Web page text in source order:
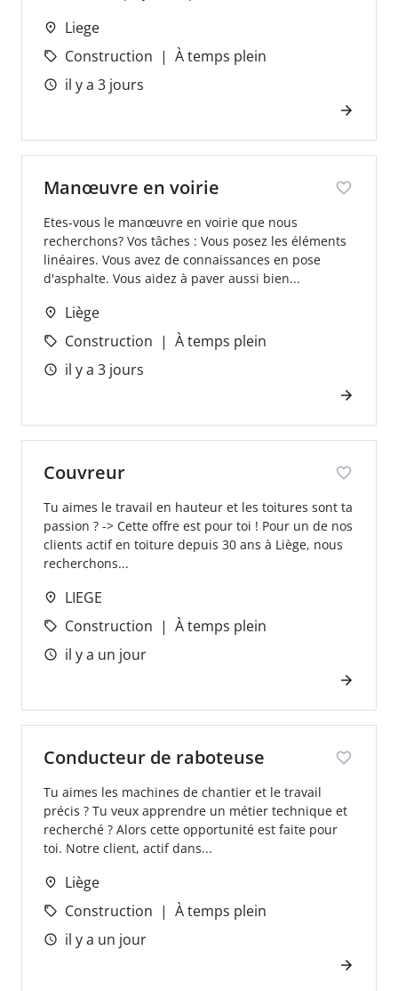
Liege
Construction
À temps plein
il y a 3 jours
Manœuvre en voirie
Etes-vous le manœuvre en voirie que nous
recherchons? Vos tâches : Vous posez les éléments
linéaires. Vous avez de connaissances en pose
d'asphalte. Vous aidez à paver aussi bien...
Liège
Construction
À temps plein
il y a 3 jours
Couvreur
Tu aimes le travail en hauteur et les toitures sont ta
passion ? -> Cette offre est pour toi ! Pour un de nos
clients actif en toiture depuis 30 ans à Liège, nous
recherchons...
LIEGE
Construction
À temps plein
il y a un jour
Conducteur de raboteuse
Tu aimes les machines de chantier et le travail
précis ? Tu veux apprendre un métier technique et
recherché ? Alors cette opportunité est faite pour
toi. Notre client, actif dans...
Liège
Construction
À temps plein
il y a un jour